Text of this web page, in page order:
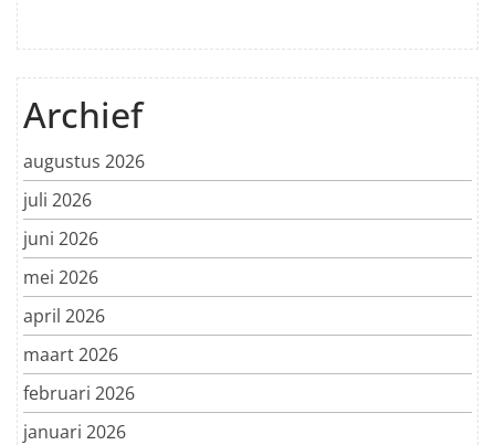
Archief
augustus 2026
juli 2026
juni 2026
mei 2026
april 2026
maart 2026
februari 2026
januari 2026